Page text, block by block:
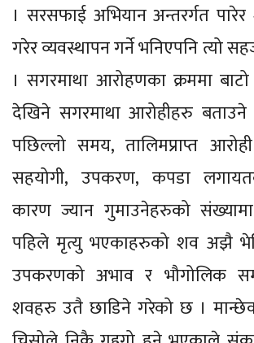
। सरसफाई अभियान अन्तरर्गत
गरेर व्यवस्थापन गर्ने भनिएपनि त्यो
। सगरमाथा आरोहणका क्रममा
देखिने सगरमाथा आरोहीहरु
पछिल्लो समय, तालिमप्राप्त
सहयोगी, उपकरण, कपडा
कारण ज्यान गुमाउनेहरुको
पहिले मृत्यु भएकाहरुको शव अझै
उपकरणको अभाव र भौगोलिक
शवहरु उतै छाडिने गरेको छ ।